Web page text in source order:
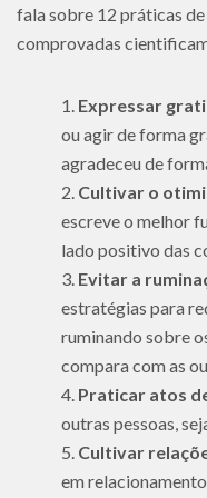
fala sobre 12 práticas
comprovadas
Expressar
ou agir de forma
agradeceu de
Cultivar o
escreve o melhor
lado positivo das
Evitar a
estratégias para
ruminando sobre
compara com as
Praticar atos
outras pessoas,
Cultivar
em